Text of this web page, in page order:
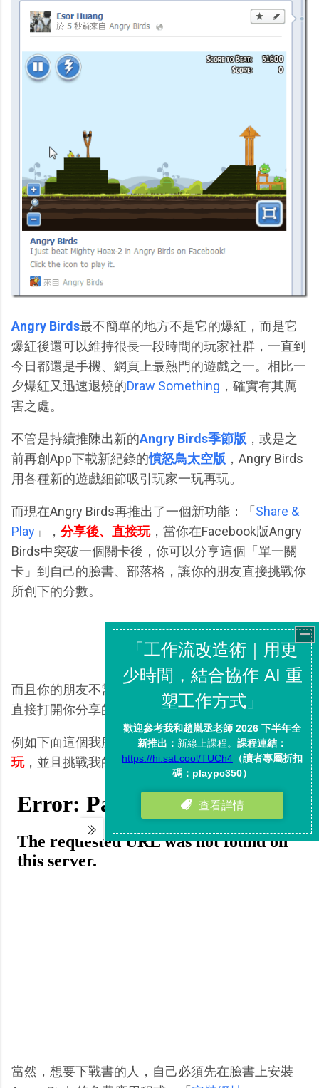
Angry Birds最不簡單的地方不是它的爆紅，而是它
爆紅後還可以維持很長一段時間的玩家社群，一直到
今日都還是手機、網頁上最熱門的遊戲之一。相比一
夕爆紅又迅速退燒的Draw Something ，確實有其厲
害之處。
不管是持續推陳出新的Angry Birds季節版 ，或是之
前再創App下載新紀錄的憤怒鳥太空版 ，Angry Birds
用各種新的遊戲細節吸引玩家一玩再玩。
而現在Angry Birds再推出了一個新功能：「 Share &
Play 」， 分享後、直接玩，當你在Facebook版Angry
Birds中突破一個關卡後，你可以分享這個「單一關
卡」到自己的臉書、部落格，讓你的朋友直接挑戰你
所創下的分數。
而且你的朋友不需要下載或安裝憤怒鳥的程式，可以
直接打開你分享的關卡，來挑戰你的分數。
例如下面這個我所分享的單一關卡，你直接播放就能
玩，並且挑戰我的分數。
當然，想要下戰書的人，自己必須先在臉書上安裝